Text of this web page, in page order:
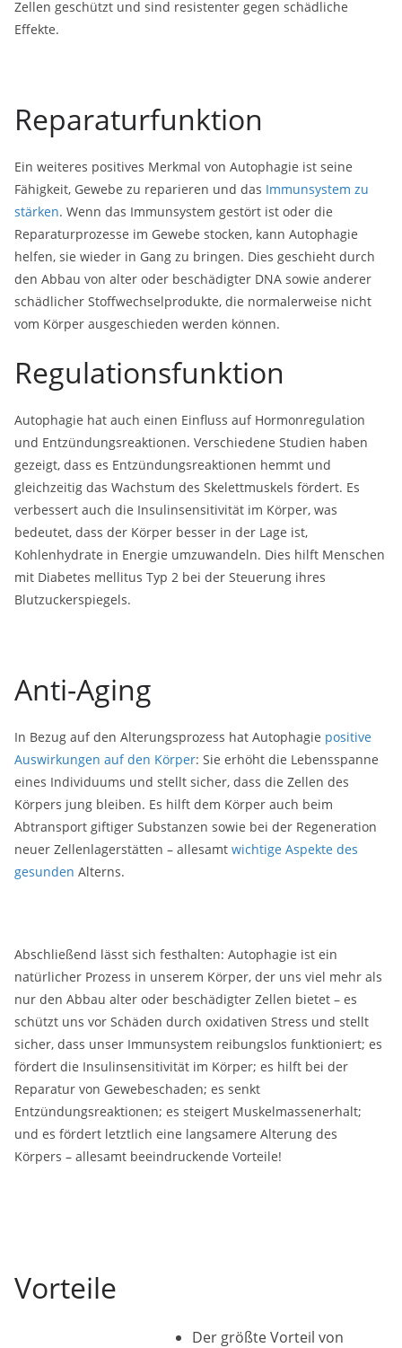
Zellen geschützt und sind resistenter gegen schädliche
Effekte.
Reparaturfunktion
Ein weiteres positives Merkmal von Autophagie ist seine
Fähigkeit, Gewebe zu reparieren und das Immunsystem zu
stärken. Wenn das Immunsystem gestört ist oder die
Reparaturprozesse im Gewebe stocken, kann Autophagie
helfen, sie wieder in Gang zu bringen. Dies geschieht durch
den Abbau von alter oder beschädigter DNA sowie anderer
schädlicher Stoffwechselprodukte, die normalerweise nicht
vom Körper ausgeschieden werden können.
Regulationsfunktion
Autophagie hat auch einen Einfluss auf Hormonregulation
und Entzündungsreaktionen. Verschiedene Studien haben
gezeigt, dass es Entzündungsreaktionen hemmt und
gleichzeitig das Wachstum des Skelettmuskels fördert. Es
verbessert auch die Insulinsensitivität im Körper, was
bedeutet, dass der Körper besser in der Lage ist,
Kohlenhydrate in Energie umzuwandeln. Dies hilft Menschen
mit Diabetes mellitus Typ 2 bei der Steuerung ihres
Blutzuckerspiegels.
Anti-Aging
In Bezug auf den Alterungsprozess hat Autophagie positive
Auswirkungen auf den Körper: Sie erhöht die Lebensspanne
eines Individuums und stellt sicher, dass die Zellen des
Körpers jung bleiben. Es hilft dem Körper auch beim
Abtransport giftiger Substanzen sowie bei der Regeneration
neuer Zellenlagerstätten – allesamt wichtige Aspekte des
gesunden Alterns.
Abschließend lässt sich festhalten: Autophagie ist ein
natürlicher Prozess in unserem Körper, der uns viel mehr als
nur den Abbau alter oder beschädigter Zellen bietet – es
schützt uns vor Schäden durch oxidativen Stress und stellt
sicher, dass unser Immunsystem reibungslos funktioniert; es
fördert die Insulinsensitivität im Körper; es hilft bei der
Reparatur von Gewebeschaden; es senkt
Entzündungsreaktionen; es steigert Muskelmassenerhalt;
und es fördert letztlich eine langsamere Alterung des
Körpers – allesamt beeindruckende Vorteile!
Vorteile
Der größte Vorteil von